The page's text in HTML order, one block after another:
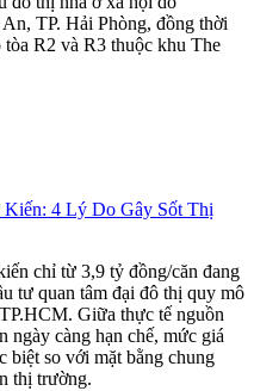
TP. Hải Phòng, đồng thời
tòa R2 và R3 thuộc khu The
Kiến: 4 Lý Do Gây Sốt Thị
chỉ từ 3,9 tỷ đồng/căn đang
tư quan tâm đại đô thị quy mô
Giữa thực tế nguồn
ngày càng hạn chế, mức giá
biệt so với mặt bằng chung
thị trường.